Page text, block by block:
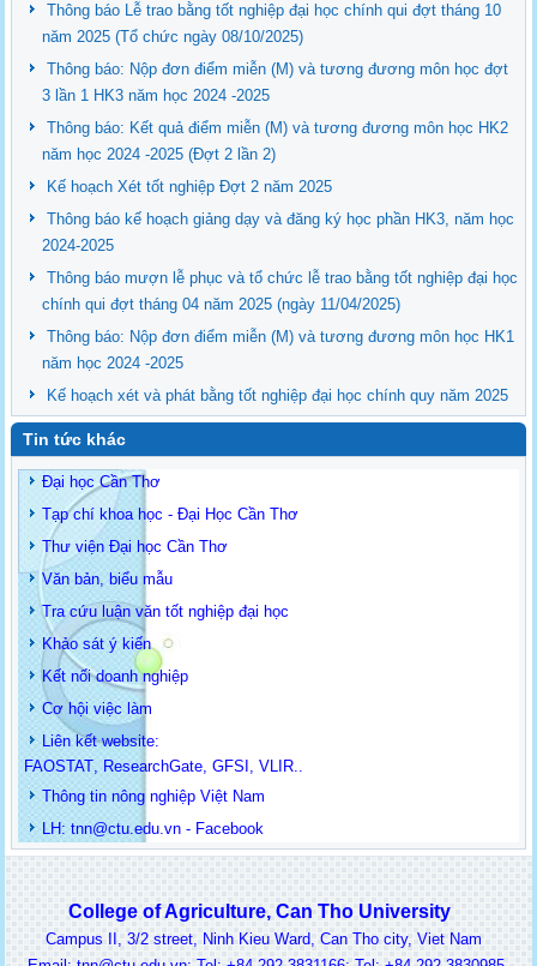
Thông báo Lễ trao bằng tốt nghiệp đại học chính qui đợt tháng 10
năm 2025 (Tổ chức ngày 08/10/2025)
Thông báo: Nộp đơn điểm miễn (M) và tương đương môn học đợt
3 lần 1 HK3 năm học 2024 -2025
Thông báo: Kết quả điểm miễn (M) và tương đương môn học HK2
năm học 2024 -2025 (Đợt 2 lần 2)
Kế hoạch Xét tốt nghiệp Đợt 2 năm 2025
Thông báo kế hoạch giảng dạy và đăng ký học phần HK3, năm học
2024-2025
Thông báo mượn lễ phục và tổ chức lễ trao bằng tốt nghiệp đại học
chính qui đợt tháng 04 năm 2025 (ngày 11/04/2025)
Thông báo: Nộp đơn điểm miễn (M) và tương đương môn học HK1
năm học 2024 -2025
Kế hoạch xét và phát bằng tốt nghiệp đại học chính quy năm 2025
Tin tức khác
Đại học Cần Thơ
Tạp chí khoa học - Đại Học Cần Thơ
Thư viện Đại học Cần Thơ
Văn bản, biểu mẫu
Tra cứu luận văn tốt nghiệp đại học
Khảo sát ý kiến
Kết nối doanh nghiệp
Cơ hội việc làm
Liên kết website:
FAOSTAT, ResearchGate,GFSI ,VLIR..
Thông tin nông nghiệp Việt Nam
LH: tnn@ctu.edu.vn - Facebook
College of Agriculture, Can Tho University
II, 3/2 street, Ninh Kieu Ward, Can Tho city, Viet Nam